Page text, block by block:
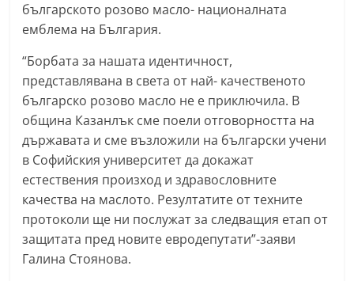
a
n
l
a
k
.
i
n
f
,
k
българското розово масло- националната
емблема на България.
“Борбата за нашата идентичност,
представлявана в света от най- качественото
българско розово масло не е приключила. В
община Казанлък сме поели отговорността на
държавата и сме възложили на български учени
в Софийския университет да докажат
естествения произход и здравословните
качества на маслото. Резултатите от техните
протоколи ще ни послужат за следващия етап от
защитата пред новите евродепутати”-заяви
Галина Стоянова.